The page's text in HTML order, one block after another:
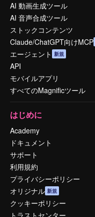
AI 動画生成ツール
AI 音声合成ツール
ストックコンテンツ
Claude/ChatGPT向けMCP
エージェント 新規
API
モバイルアプリ
すべてのMagnificツール
はじめに
Academy
ドキュメント
サポート
利用規約
プライバシーポリシー
オリジナル 新規
クッキーポリシー